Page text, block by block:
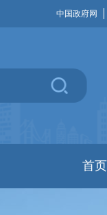
中国政府网
首页